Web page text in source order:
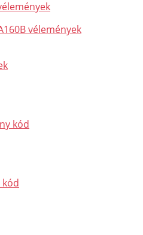
vélemények